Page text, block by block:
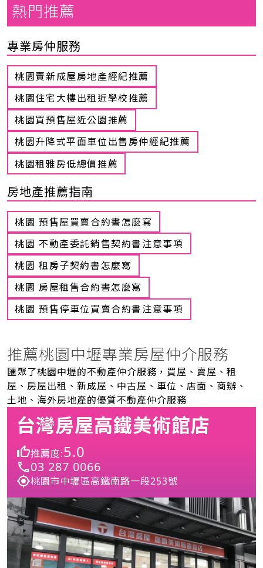
熱門推薦
專業房仲服務
桃園賣新成屋房地產經紀推薦
桃園住宅大樓出租近學校推薦
桃園買預售屋近公園推薦
桃園升降式平面車位出售房仲經紀推薦
桃園租雅房低總價推薦
房地產推薦指南
桃園 預售屋買賣合約書怎麼寫
桃園 不動產委託銷售契約書注意事項
桃園 租房子契約書怎麼寫
桃園 房屋租售合約書怎麼寫
桃園 預售停車位買賣合約書注意事項
推薦桃園中壢專業房屋仲介服務
匯聚了桃園中壢的不動產仲介服務，買屋、賣屋、租
屋、房屋出租、新成屋、中古屋、車位、店面、商辦、
土地、海外房地產的優質不動產仲介服務
台灣房屋高鐵美術館店
推薦度:5.0
03 287 0066
桃園市中壢區高鐵南路一段253號